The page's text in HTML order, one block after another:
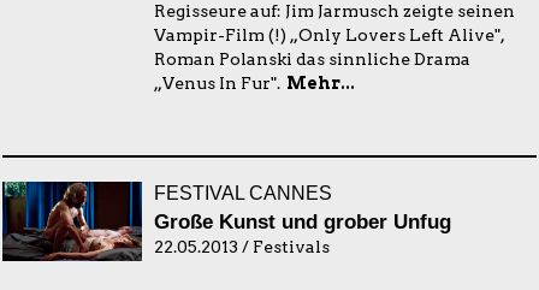
Regisseure auf: Jim Jarmusch zeigte seinen
Vampir-Film (!) „Only Lovers Left Alive",
Roman Polanski das sinnliche Drama
„Venus In Fur". Mehr...
FESTIVAL CANNES
Große Kunst und grober Unfug
22.05.2013 / Festivals